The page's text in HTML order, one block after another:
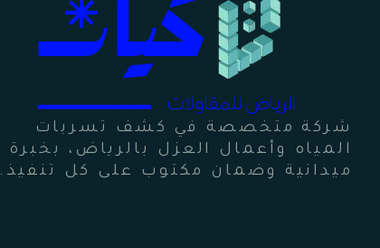
شركة متخصصة في كشف تسربات
المياه وأعمال العزل بالرياض، بخبرة
ميدانية وضمان مكتوب على كل تنفيذ.